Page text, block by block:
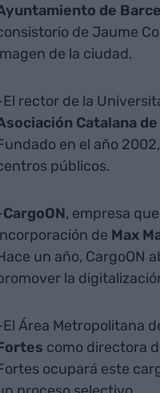
de
de Jaume
de la ciudad.
rector de la
Catalana
en el año
públicos.
CargoON, empresa
de Max
un año, CargoON
la
Área Metropolitana
como directora
ocupará este